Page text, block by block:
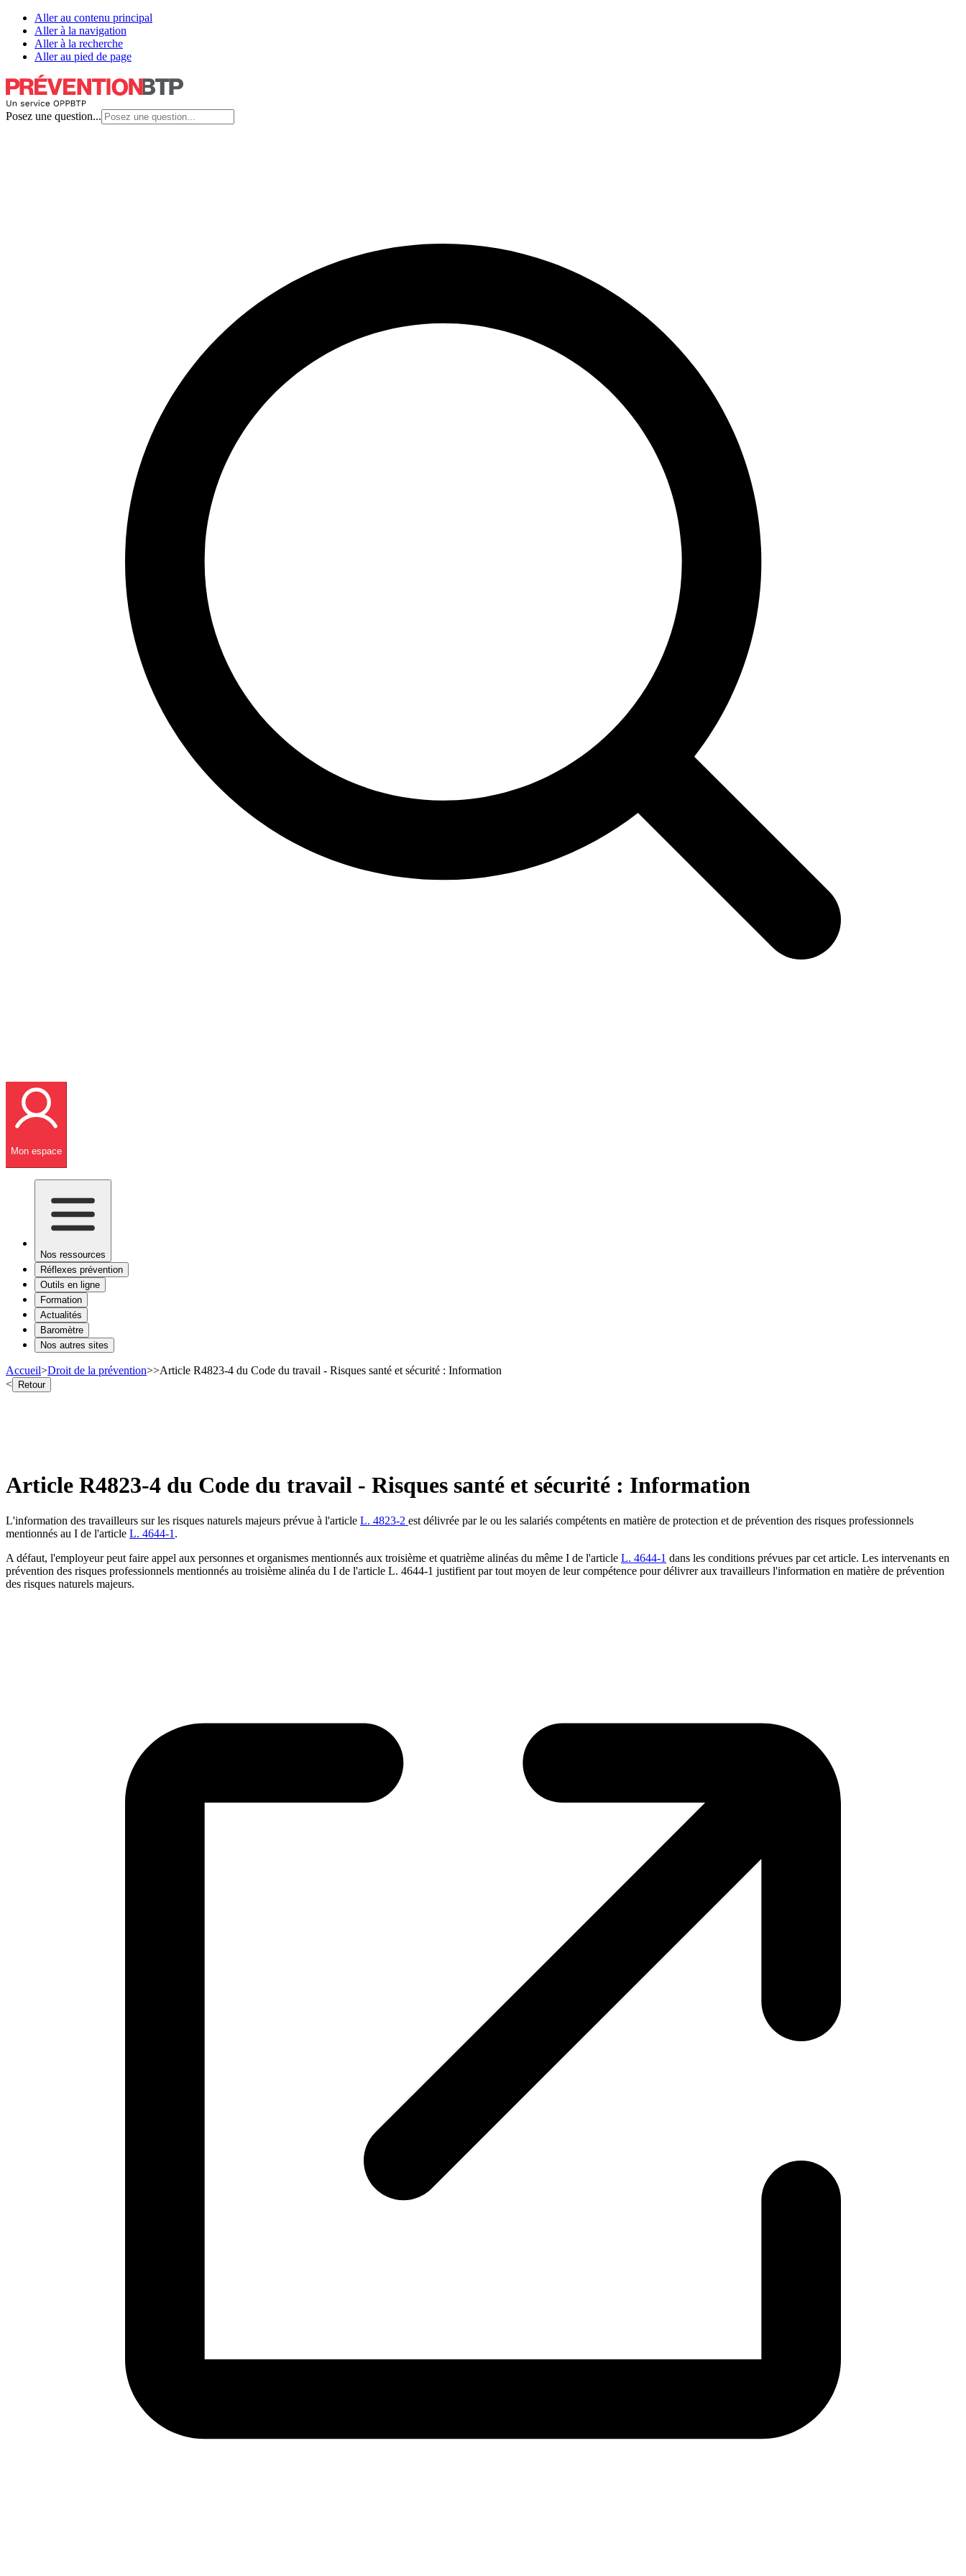
Aller au contenu principal
Aller à la navigation
Aller à la recherche
Aller au pied de page
Posez une question...
Mon espace
Nos ressources
Réflexes prévention
Outils en ligne
Formation
Actualités
Baromètre
Nos autres sites
Accueil>Droit de la prévention>>Article R4823-4 du Code du travail - Risques santé et sécurité : Information
< Retour
Article R4823-4 du Code du travail - Risques santé et sécurité : Information
L'information des travailleurs sur les risques naturels majeurs prévue à l'article L. 4823-2 est délivrée par le ou les salariés compétents en matière de protection et de prévention des risques professionnels
mentionnés au I de l'article L. 4644-1 .
A défaut, l'employeur peut faire appel aux personnes et organismes mentionnés aux troisième et quatrième alinéas du même I de l'article L. 4644-1 dans les conditions prévues par cet article. Les intervenants en
prévention des risques professionnels mentionnés au troisième alinéa du I de l'article L. 4644-1 justifient par tout moyen de leur compétence pour délivrer aux travailleurs l'information en matière de prévention
des risques naturels majeurs.